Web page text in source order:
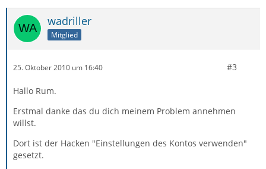
wadriller
Mitglied
25. Oktober 2010 um 16:40 #3
Hallo Rum.
Erstmal danke das du dich meinem Problem annehmen
willst.
Dort ist der Hacken "Einstellungen des Kontos verwenden"
gesetzt.